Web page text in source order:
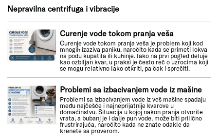
Nepravilna centrifuga i vibracije
Curenje vode tokom pranja veša
Curenje vode tokom pranja veša je problem koji kod
mnogih izaziva paniku, naročito kada se primeti lokva
na podu kupatila ili kuhinje. Iako na prvi pogled deluje
kao ozbiljan kvar, u praksi je često reč o uzrocima koji
se mogu relativno lako otkriti, pa čak i sprečiti.
Problemi sa izbacivanjem vode iz mašine
Problemi sa izbacivanjem vode iz veš mašine spadaju
među najčešće i najneprijatnije kvarove u
domaćinstvu. Situacija u kojoj nakon pranja otvorite
vrata, a bubanj je i dalje pun vode, može biti prilično
frustrirajuća, naročito kada ne znate odakle da
krenete sa proverom.